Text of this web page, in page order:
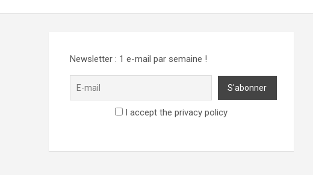
Newsletter : 1 e-mail par semaine !
I accept the privacy policy